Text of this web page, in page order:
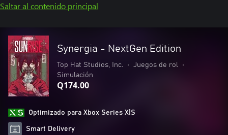
Saltar al contenido principal
Synergia - NextGen Edition
Top Hat Studios, Inc. • Juegos de rol
•
Simulación
Q174.00
Optimizado para Xbox Series X|S
Smart Delivery